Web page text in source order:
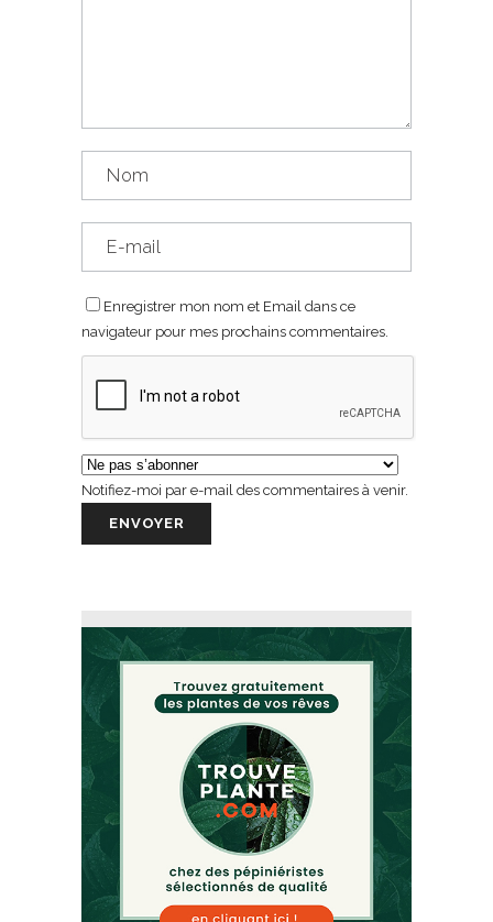
Enregistrer mon nom et Email dans ce
navigateur pour mes prochains commentaires.
Notifiez-moi par e-mail des commentaires à venir.